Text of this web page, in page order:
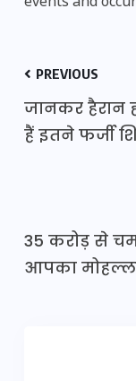
PREVIOUS
जानकर हैरान
हैं इतने फर्जी
35 करोड़ से
आपका